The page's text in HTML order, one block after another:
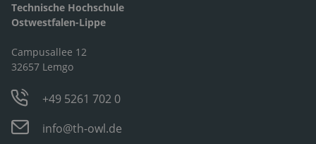
Technische Hochschule
Ostwestfalen-Lippe
Campusallee 12
32657 Lemgo
+49 5261 702 0
info@th-owl.de